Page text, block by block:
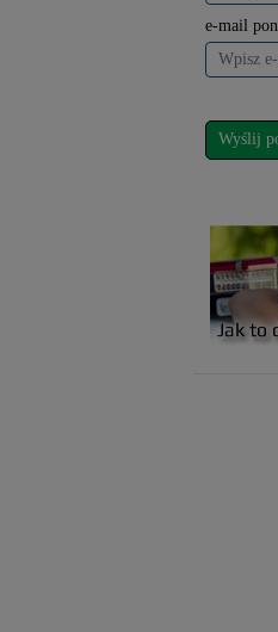
e-mail